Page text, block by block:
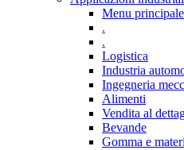
Menu principale
.
.
Logistica
Industria
Ingegneria
Alimenti
Vendita al
Bevande
Gomma e